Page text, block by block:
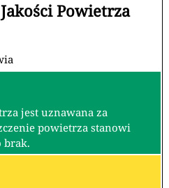
Powietrza
jest uznawana za
powietrza stanowi
brak.